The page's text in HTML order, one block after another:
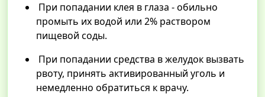
При попадании клея в глаза - обильно
промыть их водой или 2% раствором
пищевой соды.
При попадании средства в желудок вызвать
рвоту, принять активированный уголь и
немедленно обратиться к врачу.